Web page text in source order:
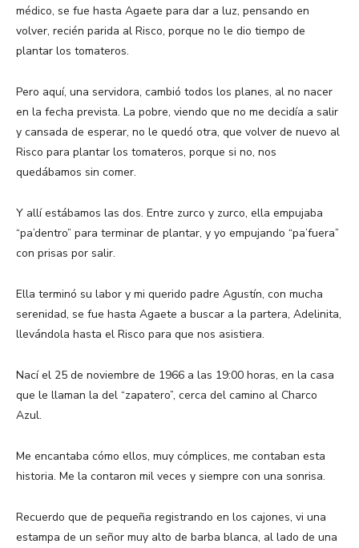
médico, se fue hasta Agaete para dar a luz, pensando en
volver, recién parida al Risco, porque no le dio tiempo de
plantar los tomateros.
Pero aquí, una servidora, cambió todos los planes, al no nacer
en la fecha prevista. La pobre, viendo que no me decidía a salir
y cansada de esperar, no le quedó otra, que volver de nuevo al
Risco para plantar los tomateros, porque si no, nos
quedábamos sin comer.
Y allí estábamos las dos. Entre zurco y zurco, ella empujaba
“pa’dentro” para terminar de plantar, y yo empujando “pa’fuera”
con prisas por salir.
Ella terminó su labor y mi querido padre Agustín, con mucha
serenidad, se fue hasta Agaete a buscar a la partera, Adelinita,
llevándola hasta el Risco para que nos asistiera.
Nací el 25 de noviembre de 1966 a las 19:00 horas, en la casa
que le llaman la del “zapatero”, cerca del camino al Charco
Azul.
Me encantaba cómo ellos, muy cómplices, me contaban esta
historia. Me la contaron mil veces y siempre con una sonrisa.
Recuerdo que de pequeña registrando en los cajones, vi una
estampa de un señor muy alto de barba blanca, al lado de una